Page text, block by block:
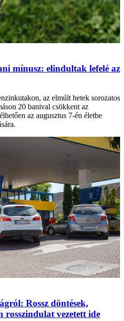
mínusz: elindultak lefelé az
az elmúlt hetek sorozatos
20 banival csökkent az
az augusztus 7-én életbe
Rossz döntések,
rosszindulat vezetett ide